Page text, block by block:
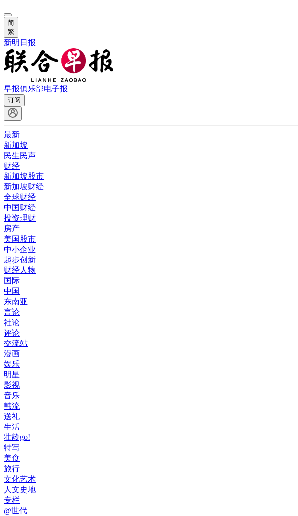
简
繁
新明日报
早报俱乐部电子报
订阅
最新
新加坡
民生民声
财经
新加坡股市
新加坡财经
全球财经
中国财经
投资理财
房产
美国股市
中小企业
起步创新
财经人物
国际
中国
东南亚
言论
社论
评论
交流站
漫画
娱乐
明星
影视
音乐
韩流
送礼
生活
壮龄go!
特写
美食
旅行
文化艺术
人文史地
专栏
@世代